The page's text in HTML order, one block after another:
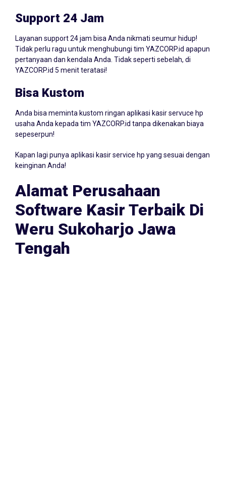
Support 24 Jam
Layanan support 24 jam bisa Anda nikmati seumur hidup!
Tidak perlu ragu untuk menghubungi tim YAZCORP.id apapun
pertanyaan dan kendala Anda. Tidak seperti sebelah, di
YAZCORP.id 5 menit teratasi!
Bisa Kustom
Anda bisa meminta kustom ringan aplikasi kasir servuce hp
usaha Anda kepada tim YAZCORP.id tanpa dikenakan biaya
sepeserpun!
Kapan lagi punya aplikasi kasir service hp yang sesuai dengan
keinginan Anda!
Alamat Perusahaan
Software Kasir Terbaik Di
Weru Sukoharjo Jawa
Tengah